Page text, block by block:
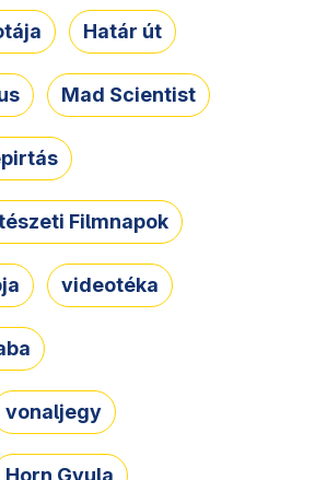
Határ út
Mad Scientist
Filmnapok
videotéka
vonaljegy
Horn Gyula